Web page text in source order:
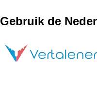
Gebruik de